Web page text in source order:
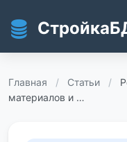
Главная / Статьи /
материалов и …